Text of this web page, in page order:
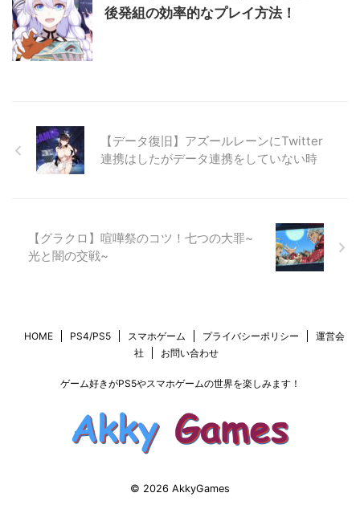
後発組の効率的なプレイ方法！
【データ復旧】アズールレーンにTwitter
連携はしたがデータ連携をしていない時
【グラクロ】喧嘩祭のコツ！七つの大罪~
光と闇の交戦~
HOME PS4/PS5 スマホゲーム プライバシーポリシー
運営会
社
お問い合わせ
ゲーム好きがPS5やスマホゲームの世界を楽しみます！
© 2026 AkkyGames